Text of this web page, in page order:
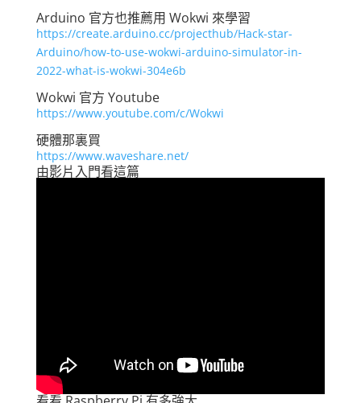
Arduino 官方也推薦用 Wokwi 來學習
https://create.arduino.cc/projecthub/Hack-star-
Arduino/how-to-use-wokwi-arduino-simulator-in-
2022-what-is-wokwi-304e6b
Wokwi 官方 Youtube
https://www.youtube.com/c/Wokwi
硬體那裏買
https://www.waveshare.net/
由影片入門看這篇